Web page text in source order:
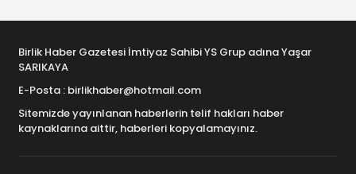
Birlik Haber Gazetesi İmtiyaz Sahibi YS Grup adına Yaşar
SARIKAYA
E-Posta : birlikhaber@hotmail.com
Sitemizde yayınlanan haberlerin telif hakları haber
kaynaklarına aittir, haberleri kopyalamayınız.